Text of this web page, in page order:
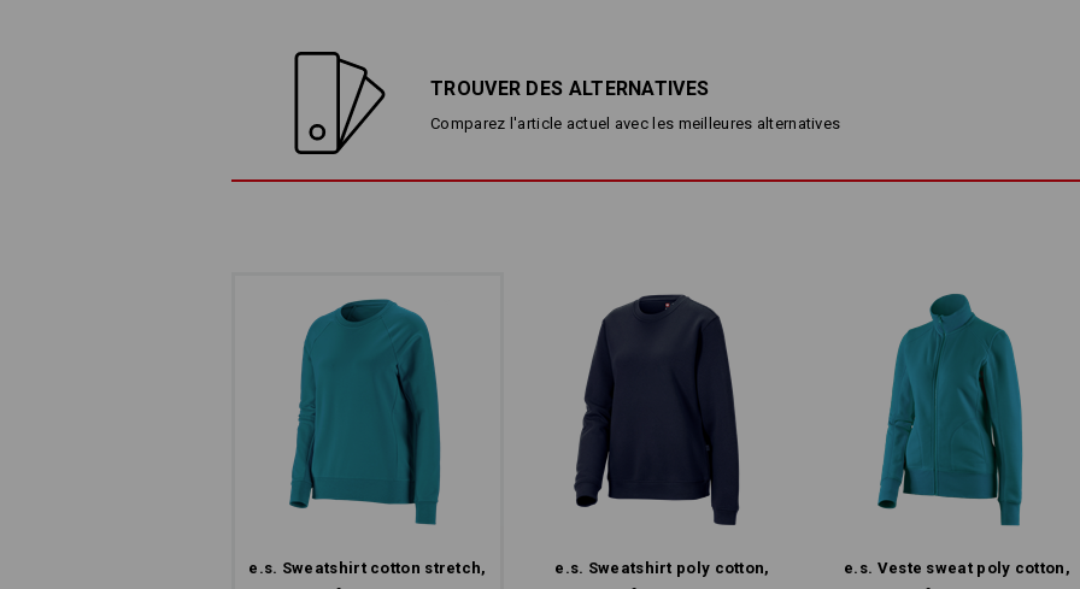
Sweatshirt élastique avec un
Tissu extérieur
95 % Coton /
Conseils d'entretien :
Lavage en machine à 40 °C
Séchage en machine - cycle
Ne pas nettoyer à sec
TROUVER DES ALTERNATIVES
Comparez l'article actuel avec les meilleures alternatives
e.s. Sweatshirt cotton stretch,
e.s. Sweatshirt poly cotton,
e.s. Veste sweat poly cotton,